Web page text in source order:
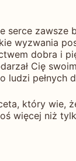
zawsze
wyzwania
dobra i
Cię
ludzi pełnych
który wie,
więcej niż